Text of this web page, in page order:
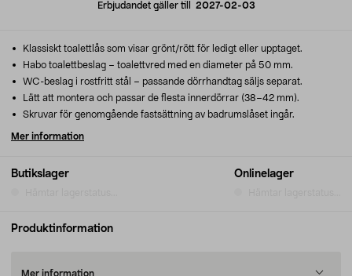
Erbjudandet gäller till 2027-02-03
Butikslager Onlinelager
Klassiskt toalettlås som visar grönt/rött för ledigt eller upptaget.
Habo toalettbeslag – toalettvred med en diameter på 50 mm.
WC-beslag i rostfritt stål – passande dörrhandtag säljs separat.
Lätt att montera och passar de flesta innerdörrar (38–42 mm).
Skruvar för genomgående fastsättning av badrumslåset ingår.
Mer information
Produktinformation
Mer information